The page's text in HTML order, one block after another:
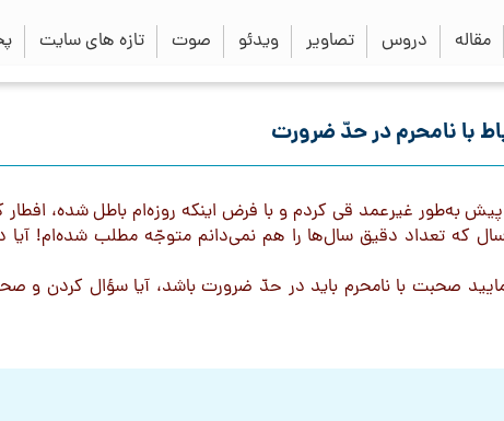
مقاله دروس تصاویر ویدئو صوت تازه های سایت search
close
با نامحرم در حدّ ضرورت
به‌طور غیرعمد قی کردم و با فرض اینكه روزه‌ام باطل شده، افطار
سال كه تعداد دقيق سال‌ها را هم نمی‌دانم متوجّه مطلب شده‌ام! آیا
صحبت با نامحرم باید در حدّ ضرورت باشد، آیا سؤال کردن و